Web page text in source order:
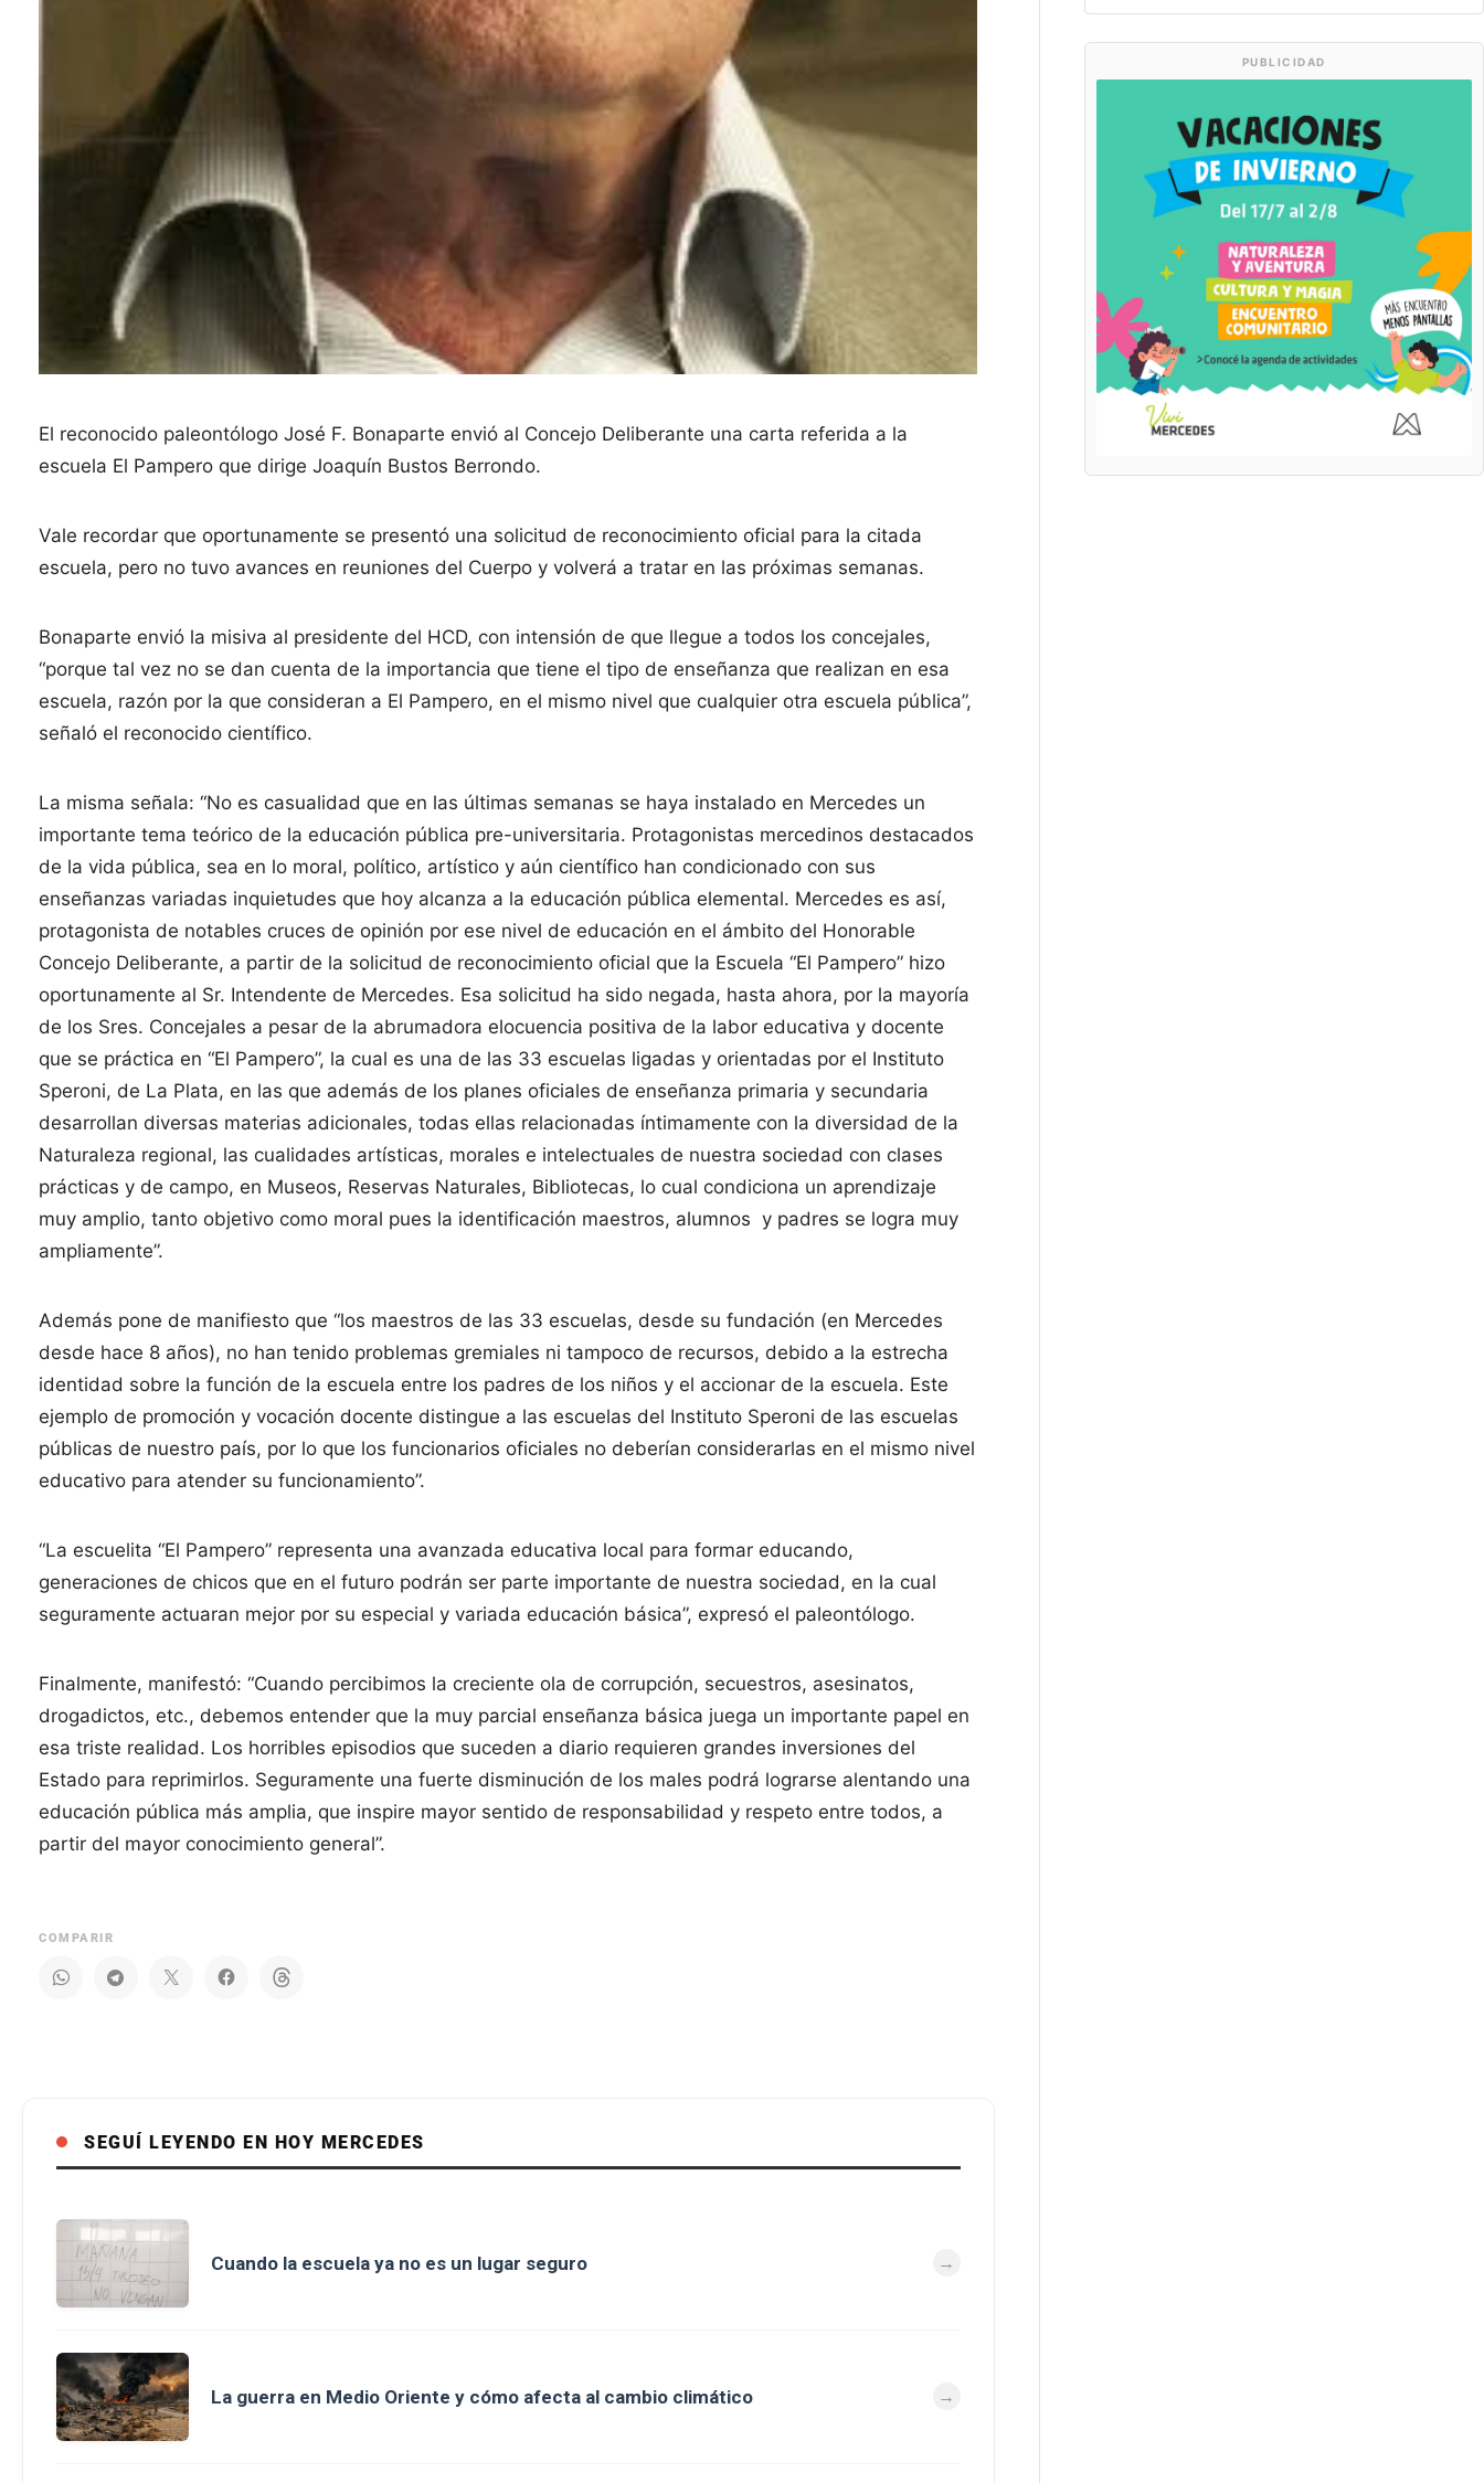
El reconocido paleontólogo José F. Bonaparte envió al Concejo Deliberante una carta referida a la
escuela El Pampero que dirige Joaquín Bustos Berrondo.
Vale recordar que oportunamente se presentó una solicitud de reconocimiento oficial para la citada
escuela, pero no tuvo avances en reuniones del Cuerpo y volverá a tratar en las próximas semanas.
Bonaparte envió la misiva al presidente del HCD, con intensión de que llegue a todos los concejales,
“porque tal vez no se dan cuenta de la importancia que tiene el tipo de enseñanza que realizan en esa
escuela, razón por la que consideran a El Pampero, en el mismo nivel que cualquier otra escuela pública”,
señaló el reconocido científico.
La misma señala: “No es casualidad que en las últimas semanas se haya instalado en Mercedes un
importante tema teórico de la educación pública pre-universitaria. Protagonistas mercedinos destacados
de la vida pública, sea en lo moral, político, artístico y aún científico han condicionado con sus
enseñanzas variadas inquietudes que hoy alcanza a la educación pública elemental. Mercedes es así,
protagonista de notables cruces de opinión por ese nivel de educación en el ámbito del Honorable
Concejo Deliberante, a partir de la solicitud de reconocimiento oficial que la Escuela “El Pampero” hizo
oportunamente al Sr. Intendente de Mercedes. Esa solicitud ha sido negada, hasta ahora, por la mayoría
de los Sres. Concejales a pesar de la abrumadora elocuencia positiva de la labor educativa y docente
que se práctica en “El Pampero”, la cual es una de las 33 escuelas ligadas y orientadas por el Instituto
Speroni, de La Plata, en las que además de los planes oficiales de enseñanza primaria y secundaria
desarrollan diversas materias adicionales, todas ellas relacionadas íntimamente con la diversidad de la
Naturaleza regional, las cualidades artísticas, morales e intelectuales de nuestra sociedad con clases
prácticas y de campo, en Museos, Reservas Naturales, Bibliotecas, lo cual condiciona un aprendizaje
muy amplio, tanto objetivo como moral pues la identificación maestros, alumnos y padres se logra muy
ampliamente”.
Además pone de manifiesto que “los maestros de las 33 escuelas, desde su fundación (en Mercedes
desde hace 8 años), no han tenido problemas gremiales ni tampoco de recursos, debido a la estrecha
identidad sobre la función de la escuela entre los padres de los niños y el accionar de la escuela. Este
ejemplo de promoción y vocación docente distingue a las escuelas del Instituto Speroni de las escuelas
públicas de nuestro país, por lo que los funcionarios oficiales no deberían considerarlas en el mismo nivel
educativo para atender su funcionamiento”.
“La escuelita “El Pampero” representa una avanzada educativa local para formar educando,
generaciones de chicos que en el futuro podrán ser parte importante de nuestra sociedad, en la cual
seguramente actuaran mejor por su especial y variada educación básica”, expresó el paleontólogo.
Finalmente, manifestó: “Cuando percibimos la creciente ola de corrupción, secuestros, asesinatos,
drogadictos, etc., debemos entender que la muy parcial enseñanza básica juega un importante papel en
esa triste realidad. Los horribles episodios que suceden a diario requieren grandes inversiones del
Estado para reprimirlos. Seguramente una fuerte disminución de los males podrá lograrse alentando una
educación pública más amplia, que inspire mayor sentido de responsabilidad y respeto entre todos, a
partir del mayor conocimiento general”.
COMPARIR
SEGUÍ LEYENDO EN HOY MERCEDES
Cuando la escuela ya no es un lugar seguro
La guerra en Medio Oriente y cómo afecta al cambio climático
PUBLICIDAD